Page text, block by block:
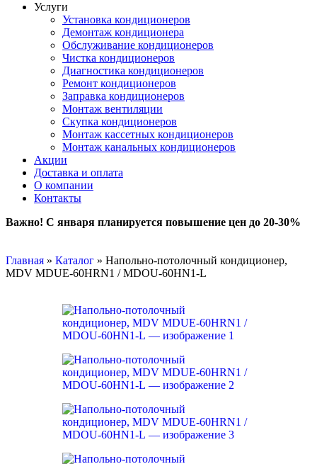
Услуги
Установка кондиционеров
Демонтаж кондиционера
Обслуживание кондиционеров
Чистка кондиционеров
Диагностика кондиционеров
Ремонт кондиционеров
Заправка кондиционеров
Монтаж вентиляции
Скупка кондиционеров
Монтаж кассетных кондиционеров
Монтаж канальных кондиционеров
Акции
Доставка и оплата
О компании
Контакты
Важно! С января планируется повышение цен до 20-30%
Главная » Каталог » Напольно-потолочный кондиционер,
MDV MDUE-60HRN1 / MDOU-60HN1-L